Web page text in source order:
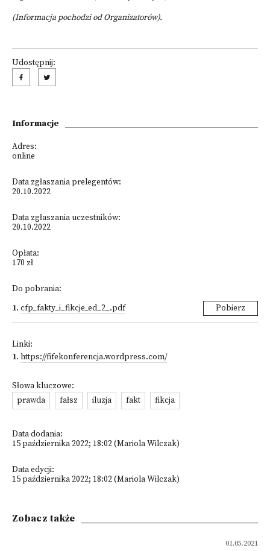
(Informacja pochodzi od Organizatorów).
Udostępnij:
Informacje
Adres:
online
Data zgłaszania prelegentów:
20.10.2022
Data zgłaszania uczestników:
20.10.2022
Opłata:
170 zł
Do pobrania:
1. cfp_fakty_i_fikcje_ed_2_.pdf Pobierz
Linki:
1. https://fifekonferencja.wordpress.com/
Słowa kluczowe:
prawda
fałsz iluzja fakt fikcja
Data dodania:
15 października 2022; 18:02 (Mariola Wilczak)
Data edycji:
15 października 2022; 18:02 (Mariola Wilczak)
Zobacz także
01.05.2021